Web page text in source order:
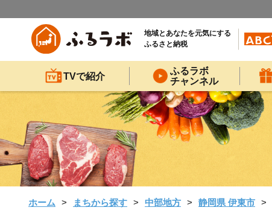
地域とあなたを元気にする
ふるさと納税
TVで紹介
ふるラボ
チャンネル
ホーム まちから探す 中部地方 静岡県 伊東市